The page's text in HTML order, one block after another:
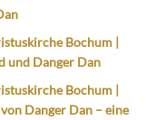
Bochum |
und Danger Dan
Bochum |
Danger Dan – eine